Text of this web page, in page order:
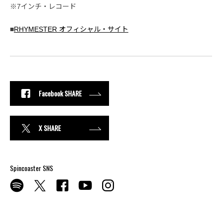
※7インチ・レコード
■RHYMESTER オフィシャル・サイト
Facebook SHARE
X SHARE
Spincoaster SNS